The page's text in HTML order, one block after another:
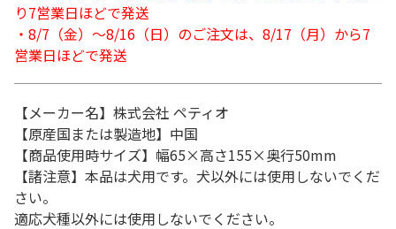
り7営業日ほどで発送
・8/7（金）～8/16（日）のご注文は、8/17（月）から7
営業日ほどで発送
【メーカー名】株式会社 ペティオ
【原産国または製造地】中国
【商品使用時サイズ】幅65×高さ155×奥行50mm
【諸注意】本品は犬用です。犬以外には使用しないでくだ
さい。
適応犬種以外には使用しないでください。